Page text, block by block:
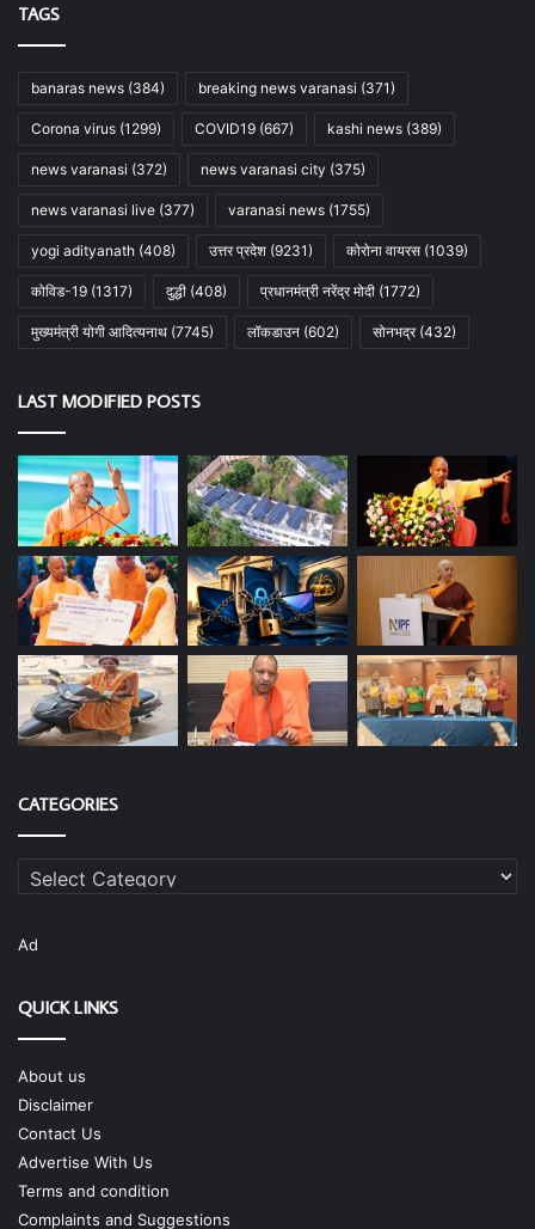
TAGS
banaras news (384) breaking news varanasi (371)
Corona virus (1299) COVID19 (667) kashi news (389)
news varanasi (372) news varanasi city (375)
news varanasi live (377) varanasi news (1755)
yogi adityanath (408) उत्तर प्रदेश (9231) कोरोना वायरस (1039)
कोविड-19 (1317) दुद्धी (408) प्रधानमंत्री नरेंद्र मोदी (1772)
मुख्यमंत्री योगी आदित्यनाथ (7745) लॉकडाउन (602) सोनभद्र(432)
LAST MODIFIED POSTS
CATEGORIES
Categories
Ad
QUICK LINKS
About us
Disclaimer
Contact Us
Advertise With Us
Terms and condition
Complaints and Suggestions